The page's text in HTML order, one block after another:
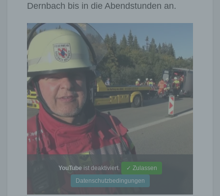
Dernbach bis in die Abendstunden an.
YouTube ist deaktiviert.
✓ Zulassen
Datenschutzbedingungen